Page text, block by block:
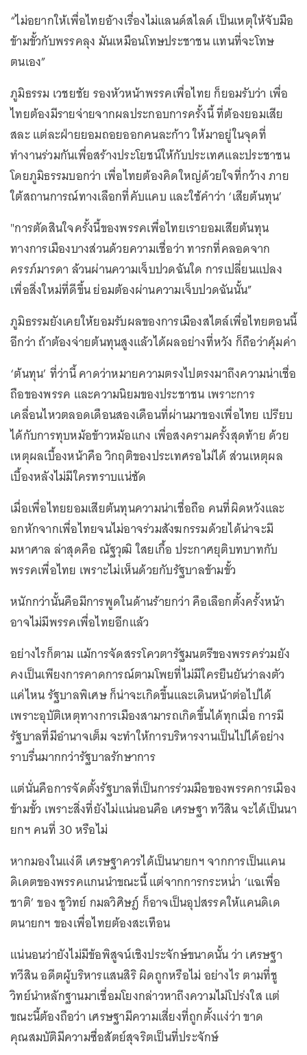
“ไม่อยากให้เพื่อไทยอ้างเรื่องไม่แลนด์สไลด์ เป็นเหตุให้จับมือ
ข้ามขั้วกับพรรคลุง มันเหมือนโทษประชาชน แทนที่จะโทษ
ตนเอง”
ภูมิธรรม เวชยชัย รองหัวหน้าพรรคเพื่อไทย ก็ยอมรับว่า เพื่อ
ไทยต้องมีรายจ่ายจากผลประกอบการครั้งนี้ ที่ต้องยอมเสีย
สละ แต่ละฝ่ายยอมถอยออกคนละก้าว ให้มาอยู่ในจุดที่
ทำงานร่วมกันเพื่อสร้างประโยชน์ให้กับประเทศและประชาชน
โดยภูมิธรรมบอกว่า เพื่อไทยต้องคิดใหญ่ด้วยใจที่กว้าง ภาย
ใต้สถานการณ์ทางเลือกที่คับแคบ และใช้คำว่า ‘เสียต้นทุน’
"การตัดสินใจครั้งนี้ของพรรคเพื่อไทยเรายอมเสียต้นทุน
ทางการเมืองบางส่วนด้วยความเชื่อว่า ทารกที่คลอดจาก
ครรภ์มารดา ล้วนผ่านความเจ็บปวดฉันใด การเปลี่ยนแปลง
เพื่อสิ่งใหม่ที่ดีขึ้น ย่อมต้องผ่านความเจ็บปวดฉันนั้น”
ภูมิธรรมยังเคยให้ยอมรับผลของการเมืองสไตล์เพื่อไทยตอนนี้
อีกว่า ถ้าต้องจ่ายต้นทุนสูงแล้วได้ผลอย่างที่หวัง ก็ถือว่าคุ้มค่า
‘ต้นทุน’ ที่ว่านี้ คาดว่าหมายความตรงไปตรงมาถึงความน่าเชื่อ
ถือของพรรค และความนิยมของประชาชน เพราะการ
เคลื่อนไหวตลอดเดือนสองเดือนที่ผ่านมาของเพื่อไทย เปรียบ
ได้กับการทุบหม้อข้าวหม้อแกง เพื่อสงครามครั้งสุดท้าย ด้วย
เหตุผลเบื้องหน้าคือ วิกฤติของประเทศรอไม่ได้ ส่วนเหตุผล
เบื้องหลังไม่มีใครทราบแน่ชัด
เมื่อเพื่อไทยยอมเสียต้นทุนความน่าเชื่อถือ คนที่ผิดหวังและ
อกหักจากเพื่อไทยจนไม่อาจร่วมสังฆกรรมด้วยได้น่าจะมี
มหาศาล ล่าสุดคือ ณัฐวุฒิ ใสยเกื้อ ประกาศยุติบทบาทกับ
พรรคเพื่อไทย เพราะไม่เห็นด้วยกับรัฐบาลข้ามขั้ว
หนักกว่านั้นคือมีการพูดในด้านร้ายกว่า คือเลือกตั้งครั้งหน้า
อาจไม่มีพรรคเพื่อไทยอีกแล้ว
อย่างไรก็ตาม แม้การจัดสรรโควตารัฐมนตรีของพรรคร่วมยัง
คงเป็นเพียงการคาดการณ์ตามโพยที่ไม่มีใครยืนยันว่าลงตัว
แค่ไหน รัฐบาลพิเศษ ก็น่าจะเกิดขึ้นและเดินหน้าต่อไปได้
เพราะอุบัติเหตุทางการเมืองสามารถเกิดขึ้นได้ทุกเมื่อ การมี
รัฐบาลที่มีอำนาจเต็ม จะทำให้การบริหารงานเป็นไปได้อย่าง
ราบรื่นมากกว่ารัฐบาลรักษาการ
แต่นั่นคือการจัดตั้งรัฐบาลที่เป็นการร่วมมือของพรรคการเมือง
ข้ามขั้ว เพราะสิ่งที่ยังไม่แน่นอนคือ เศรษฐา ทวีสิน จะได้เป็นนา
ยกฯ คนที่ 30 หรือไม่
หากมองในแง่ดี เศรษฐาควรได้เป็นนายกฯ จากการเป็นแคน
ดิเดตของพรรคแกนนำขณะนี้ แต่จากการกระหน่ำ ‘แฉเพื่อ
ชาติ’ ของ ชูวิทย์ กมลวิศิษฎ์ ก็อาจเป็นอุปสรรคให้แคนดิเด
ตนายกฯ ของเพื่อไทยต้องสะเทือน
แน่นอนว่ายังไม่มีข้อพิสูจน์เชิงประจักษ์ขนาดนั้น ว่า เศรษฐา
ทวีสิน อดีตผู้บริหารแสนสิริ ผิดถูกหรือไม่ อย่างไร ตามที่ชู
วิทย์นำหลักฐานมาเชื่อมโยงกล่าวหาถึงความไม่โปร่งใส แต่
ขณะนี้ต้องถือว่า เศรษฐามีความเสี่ยงที่ถูกตั้งแง่ว่า ขาด
คุณสมบัติมีความซื่อสัตย์สุจริตเป็นที่ประจักษ์